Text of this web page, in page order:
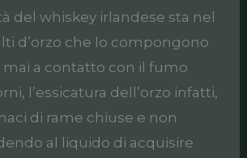
del whiskey irlandese sta nel
d’orzo che lo compongono
a contatto con il fumo
l’essicatura dell’orzo infatti,
di rame chiuse e non
al liquido di acquisire